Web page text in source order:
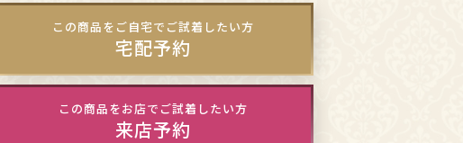
この商品をご自宅でご試着したい方
宅配予約
この商品をお店でご試着したい方
来店予約